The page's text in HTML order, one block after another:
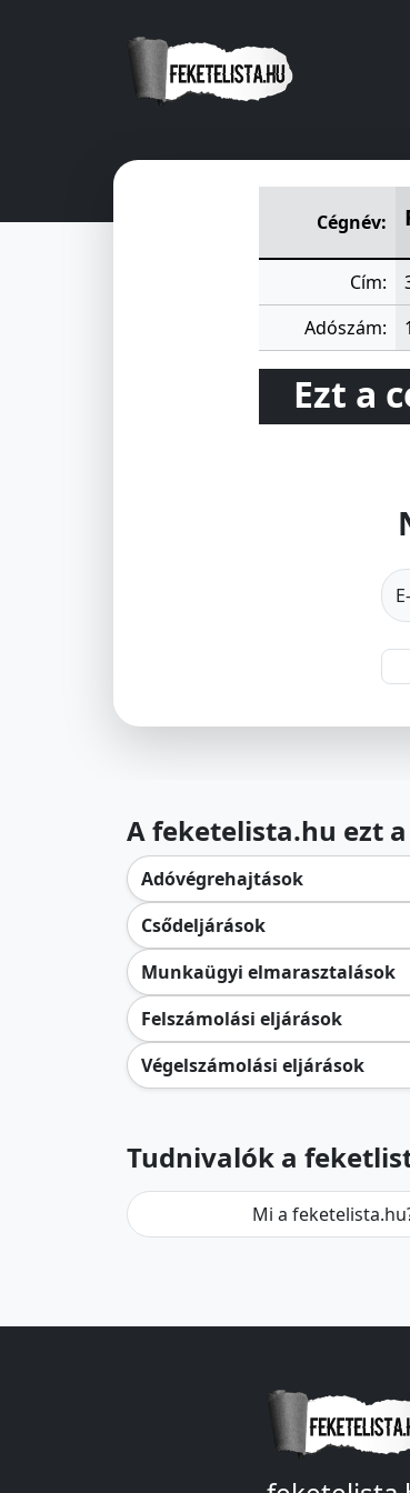
Cégnév:
Cím:
Adószám:
Ezt a
A feketelista.hu ezt
Adóvégrehajtások
Csődeljárások
Munkaügyi elmarasztalások
Felszámolási eljárások
Végelszámolási eljárások
Tudnivalók a
Mi a